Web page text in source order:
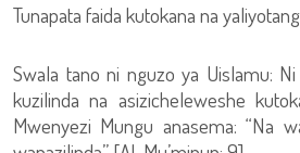
Tunapata faida kutokana na
Swala tano ni nguzo ya Uislamu:
kuzilinda na asizicheleweshe
Mwenyezi Mungu anasema: “Na